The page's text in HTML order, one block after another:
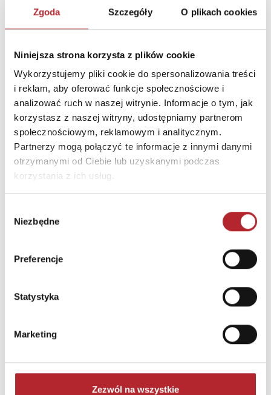
Zgoda Szczegóły O plikach cookies
Niniejsza strona korzysta z plików cookie
Wykorzystujemy pliki cookie do spersonalizowania treści
i reklam, aby oferować funkcje społecznościowe i
analizować ruch w naszej witrynie. Informacje o tym, jak
korzystasz z naszej witryny, udostępniamy partnerom
społecznościowym, reklamowym i analitycznym.
Partnerzy mogą połączyć te informacje z innymi danymi
otrzymanymi od Ciebie lub uzyskanymi podczas
korzystania z ich usług.
zgody
Niezbędne
Preferencje
Statystyka
Marketing
Zezwól na wszystkie
Nazwa
WYDAWNICTWO ALBATROS
Ulica
HLONDA 2s/25
Kod pocztowy
02-972
Miasto
Warszawa
E-mail
kontakt@wydawnictwoalb
atros.com
Dom Legenda Miecza. Virion. Tom 3